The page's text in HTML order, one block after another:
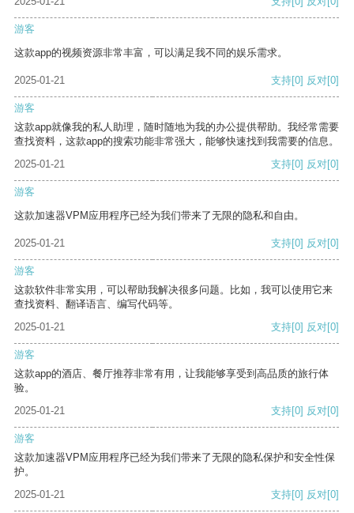
游客
这款app的视频资源非常丰富，可以满足我不同的娱乐需求。
2025-01-21 支持[0] 反对[0]
游客
这款app就像我的私人助理，随时随地为我的办公提供帮助。我经常需要
查找资料，这款app的搜索功能非常强大，能够快速找到我需要的信息。
2025-01-21
支持[0] 反对[0]
游客
这款加速器VPM应用程序已经为我们带来了无限的隐私和自由。
2025-01-21 支持[0] 反对[0]
游客
这款软件非常实用，可以帮助我解决很多问题。比如，我可以使用它来
查找资料、翻译语言、编写代码等。
2025-01-21
支持[0] 反对[0]
游客
这款app的酒店、餐厅推荐非常有用，让我能够享受到高品质的旅行体
验。
2025-01-21
支持[0] 反对[0]
游客
这款加速器VPM应用程序已经为我们带来了无限的隐私保护和安全性保
护。
2025-01-21
支持[0] 反对[0]